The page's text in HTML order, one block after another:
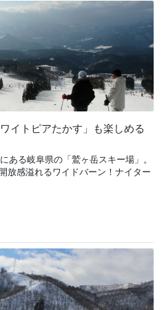
イトピアたかす」も楽しめる
ある岐阜県の「鷲ヶ岳スキー場」。
放感溢れるワイドバーン！ナイター